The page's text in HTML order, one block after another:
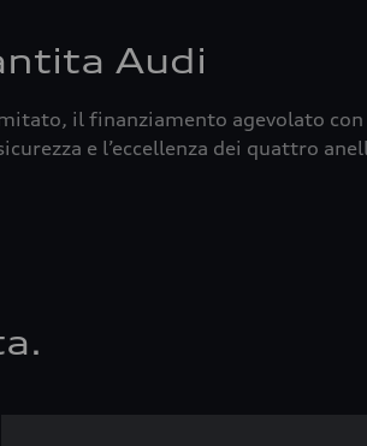
Audi
il finanziamento agevolato con
e l’eccellenza dei quattro